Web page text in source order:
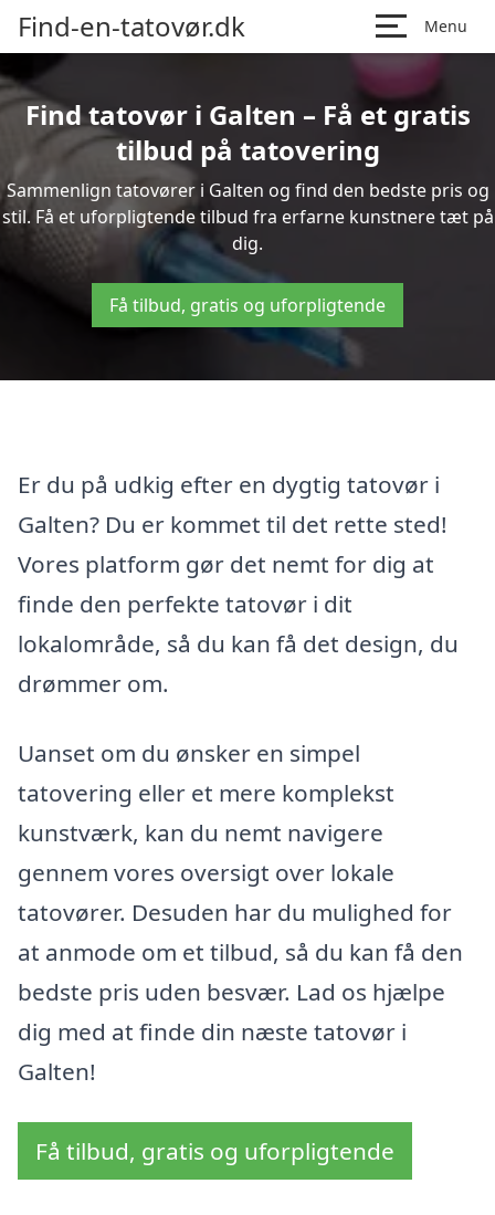
Find-en-tatovør.dk Menu
Find tatovør i Galten – Få et gratis
tilbud på tatovering
Sammenlign tatovører i Galten og find den bedste pris og
stil. Få et uforpligtende tilbud fra erfarne kunstnere tæt på
dig.
Få tilbud, gratis og uforpligtende
Er du på udkig efter en dygtig tatovør i
Galten? Du er kommet til det rette sted!
Vores platform gør det nemt for dig at
finde den perfekte tatovør i dit
lokalområde, så du kan få det design, du
drømmer om.
Uanset om du ønsker en simpel
tatovering eller et mere komplekst
kunstværk, kan du nemt navigere
gennem vores oversigt over lokale
tatovører. Desuden har du mulighed for
at anmode om et tilbud, så du kan få den
bedste pris uden besvær. Lad os hjælpe
dig med at finde din næste tatovør i
Galten!
Få tilbud, gratis og uforpligtende